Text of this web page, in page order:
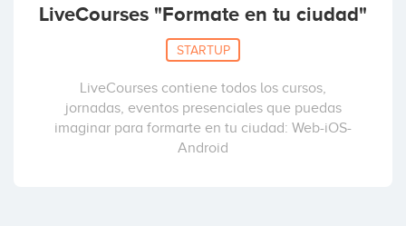
LiveCourses "Formate en tu ciudad"
STARTUP
LiveCourses contiene todos los cursos,
jornadas, eventos presenciales que puedas
imaginar para formarte en tu ciudad: Web-iOS-
Android